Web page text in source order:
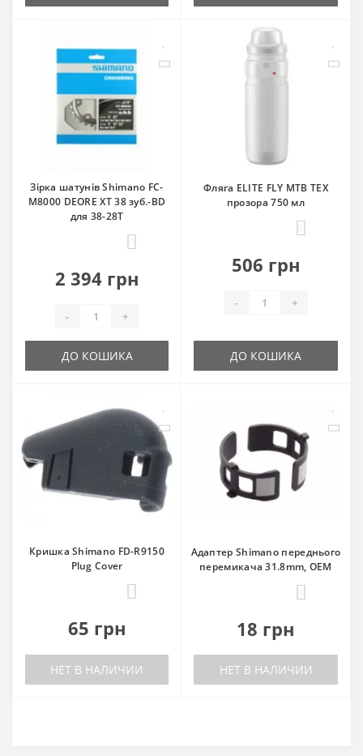
Зірка шатунів Shimano FC-
M8000 DEORE XT 38 зуб.-BD
для 38-28T
2 394 грн
- +
ДО КОШИКА
Фляга ELITE FLY МТВ TEX
прозора 750 мл
506 грн
- +
ДО КОШИКА
Кришка Shimano FD-R9150
Plug Cover
65 грн
НЕТ В НАЛИЧИИ
Адаптер Shimano переднього
перемикача 31.8mm, OEM
18 грн
НЕТ В НАЛИЧИИ